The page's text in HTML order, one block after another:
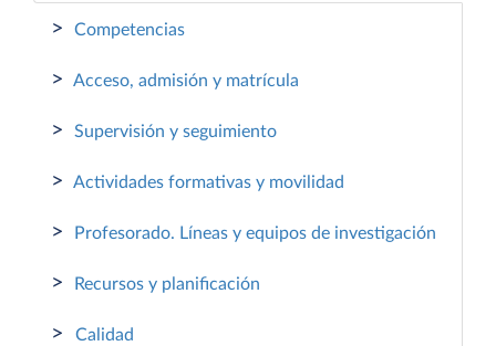
> Competencias
> Acceso, admisión y matrícula
> Supervisión y seguimiento
> Actividades formativas y movilidad
> Profesorado. Líneas y equipos de investigación
> Recursos y planificación
> Calidad